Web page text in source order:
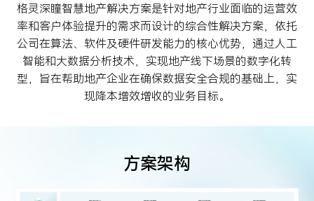
智慧金融
四方镜运营智算解决方案
金砖安防智算解决方案
城市管理
深眸视觉智能工坊
战狼视频图像大数据解决方案
体育健康
深瞳体育阳光跑解决方案
智慧金融 城市管理
体育健康
关注AI科技最新动向，分享AI前瞻洞察与最佳实践
资料下载 AI 知识库
关于我们
赋能智慧管理，引导健康生活，推动可持续发展
加入我们
投资者关系
投资者关系
致力于为股东创造更大价值
定期报告
格灵深瞳智慧地产解决方案是针对地产行业面临的运营效
率和客户体验提升的需求而设计的综合性解决方案，依托
公司在算法、软件及硬件研发能力的核心优势，通过人工
智能和大数据分析技术，实现地产线下场景的数字化转
型，旨在帮助地产企业在确保数据安全合规的基础上，实
现降本增效增收的业务目标。
方案架构